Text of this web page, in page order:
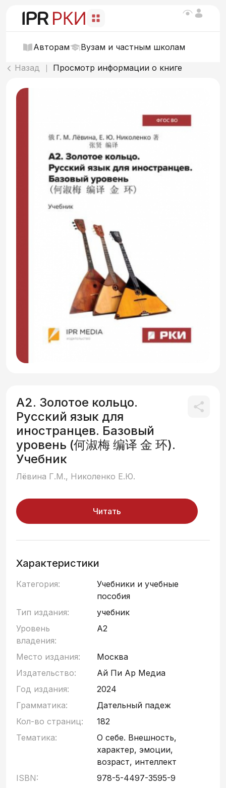
Авторам Вузам и частным школам
Назад Просмотр информации о книге
А2. Золотое кольцо.
Русский язык для
иностранцев. Базовый
уровень (何淑梅 编译 金 环).
Учебник
Лёвина Г.М., Николенко Е.Ю.
Читать
Характеристики
Категория:
Учебники и учебные
пособия
Тип издания:
учебник
Уровень
владения:
A2
Место издания:
Москва
Издательство:
Ай Пи Ар Медиа
Год издания:
2024
Грамматика:
Дательный падеж
Кол-во страниц:
182
Тематика:
О себе. Внешность,
характер, эмоции,
возраст, интеллект
ISBN:
978-5-4497-3595-9